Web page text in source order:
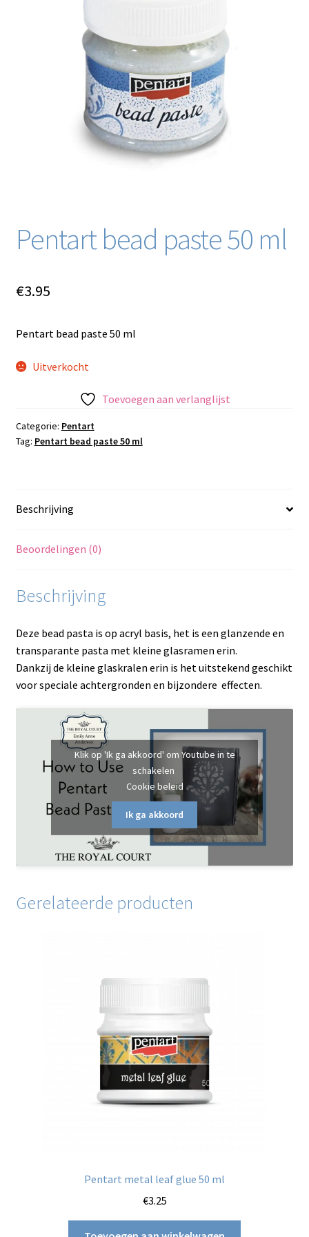
Pentart bead paste 50 ml
€3.95
Pentart bead paste 50 ml
Uitverkocht
Toevoegen aan verlanglijst
Categorie: Pentart
Tag: Pentart bead paste 50 ml
Beschrijving
Beoordelingen (0)
Beschrijving
Deze bead pasta is op acryl basis, het is een glanzende en
transparante pasta met kleine glasramen erin.
Dankzij de kleine glaskralen erin is het uitstekend geschikt
voor speciale achtergronden en bijzondere effecten.
Klik op 'Ik ga akkoord' om Youtube in te
schakelen
Cookie beleid
Ik ga akkoord
Gerelateerde producten
Pentart metal leaf glue 50 ml
€3.25